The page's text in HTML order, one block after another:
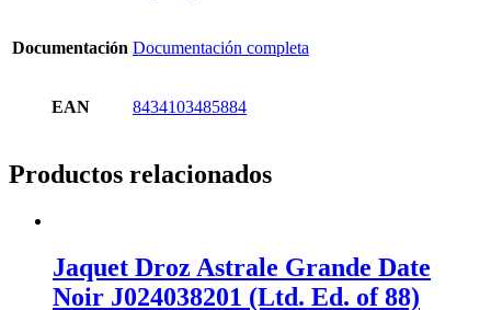
Documentación Documentación completa
EAN 8434103485884
Productos relacionados
Jaquet Droz Astrale Grande Date
Noir J024038201 (Ltd. Ed. of 88)